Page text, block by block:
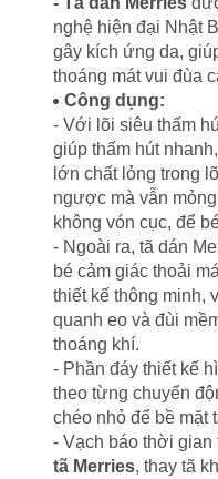
nghệ hiện đại Nhật
gây kích ứng da,
thoáng mát vui đùa
Công dụng:
- Với lõi siêu thấm
giúp thấm hút
lớn chất lỏng trong
ngược mà vẫn
không vón cục, để
- Ngoài ra, tã dán
bé cảm giác thoải
thiết kế thông minh,
quanh eo và đùi
thoáng khí.
- Phần đáy thiết kế
theo từng chuyển
chéo nhỏ để bề mặt
- Vạch báo thời gian
tã Merries, thay tã